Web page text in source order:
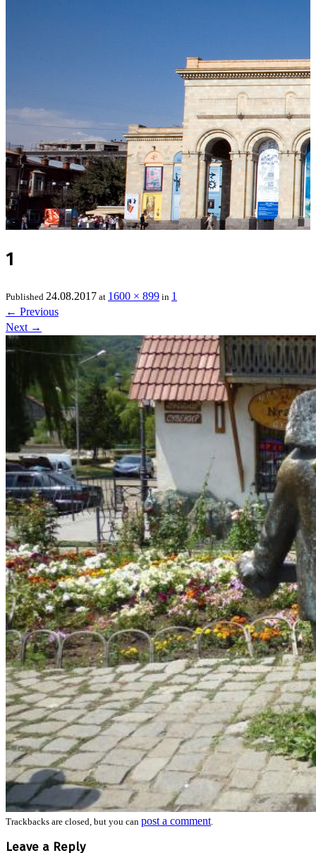
1
Published 24.08.2017 at 1600 × 899 in 1
← Previous
Next →
Trackbacks are closed, but you can post a comment.
Leave a Reply